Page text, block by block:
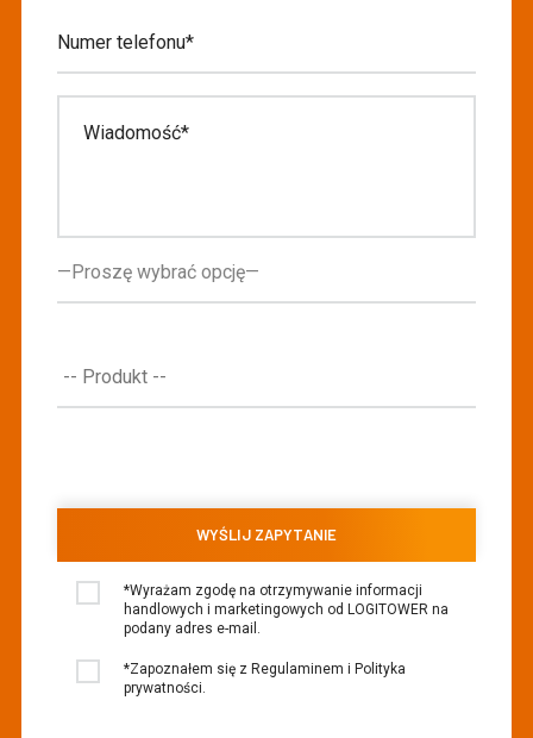
*Wyrażam zgodę na otrzymywanie informacji
handlowych i marketingowych od LOGITOWER na
podany adres e-mail.
*Zapoznałem się z Regulaminem i Polityka
prywatności.